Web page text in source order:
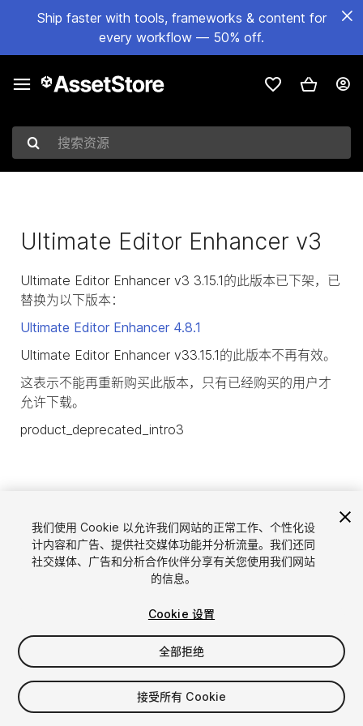
Ship faster with tools, frameworks & content for
every workflow — 50% off.
搜索资源
Ultimate Editor Enhancer v3
Ultimate Editor Enhancer v3 3.15.1的此版本已下架，已
替换为以下版本：
Ultimate Editor Enhancer 4.8.1
Ultimate Editor Enhancer v33.15.1的此版本不再有效。
这表示不能再重新购买此版本，只有已经购买的用户才
允许下载。
product_deprecated_intro3
语言
English
简体中文
한국어
通过Unity出售资源
出售资源
资源上传指南
资源商店工具
我们使用 Cookie 以允许我们网站的正常工作、个性化设
计内容和广告、提供社交媒体功能并分析流量。我们还同
社交媒体、广告和分析合作伙伴分享有关您使用我们网站
的信息。
Cookie 设置
全部拒绝
接受所有 Cookie